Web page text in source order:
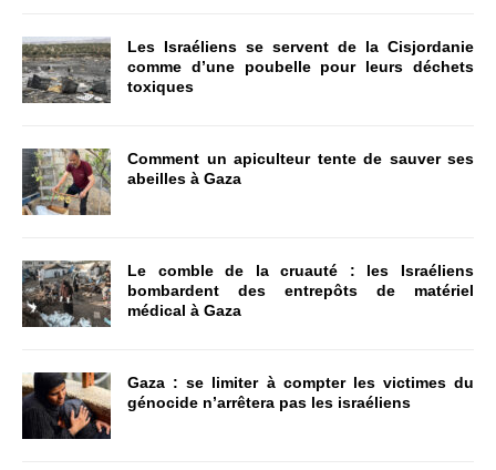
Les Israéliens se servent de la Cisjordanie
comme d’une poubelle pour leurs déchets
toxiques
Comment un apiculteur tente de sauver ses
abeilles à Gaza
Le comble de la cruauté : les Israéliens
bombardent des entrepôts de matériel
médical à Gaza
Gaza : se limiter à compter les victimes du
génocide n’arrêtera pas les israéliens